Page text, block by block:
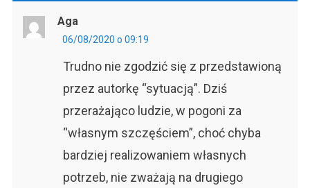
Aga
06/08/2020 o 09:19
Trudno nie zgodzić się z przedstawioną
przez autorkę “sytuacją”. Dziś
przerażająco ludzie, w pogoni za
“własnym szczęściem”, choć chyba
bardziej realizowaniem własnych
potrzeb, nie zważają na drugiego